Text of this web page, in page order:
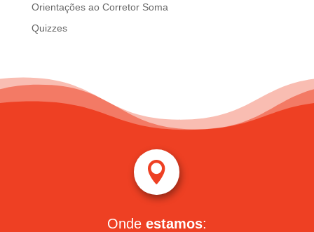
Orientações ao Corretor Soma
Quizzes

Onde estamos: